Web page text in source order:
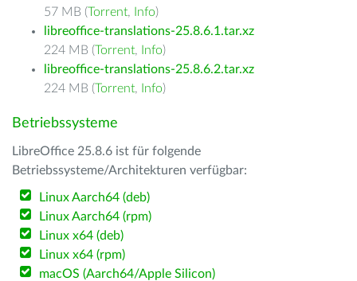
57 MB (Torrent, Info)
libreoffice-translations-25.8.6.1.tar.xz
224 MB (Torrent, Info)
libreoffice-translations-25.8.6.2.tar.xz
224 MB (Torrent, Info)
Betriebssysteme
LibreOffice 25.8.6 ist für folgende
Betriebssysteme/Architekturen verfügbar:
Linux Aarch64 (deb)
Linux Aarch64 (rpm)
Linux x64 (deb)
Linux x64 (rpm)
macOS (Aarch64/Apple Silicon)